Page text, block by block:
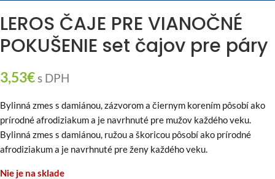
LEROS ČAJE PRE VIANOČNÉ
POKUŠENIE set čajov pre páry
3,53€s DPH
Bylinná zmes s damiánou, zázvorom a čiernym korením pôsobí ako
prírodné afrodiziakum a je navrhnuté pre mužov každého veku.
Bylinná zmes s damiánou, ružou a škoricou pôsobí ako prírodné
afrodiziakum a je navrhnuté pre ženy každého veku.
Nie je na sklade